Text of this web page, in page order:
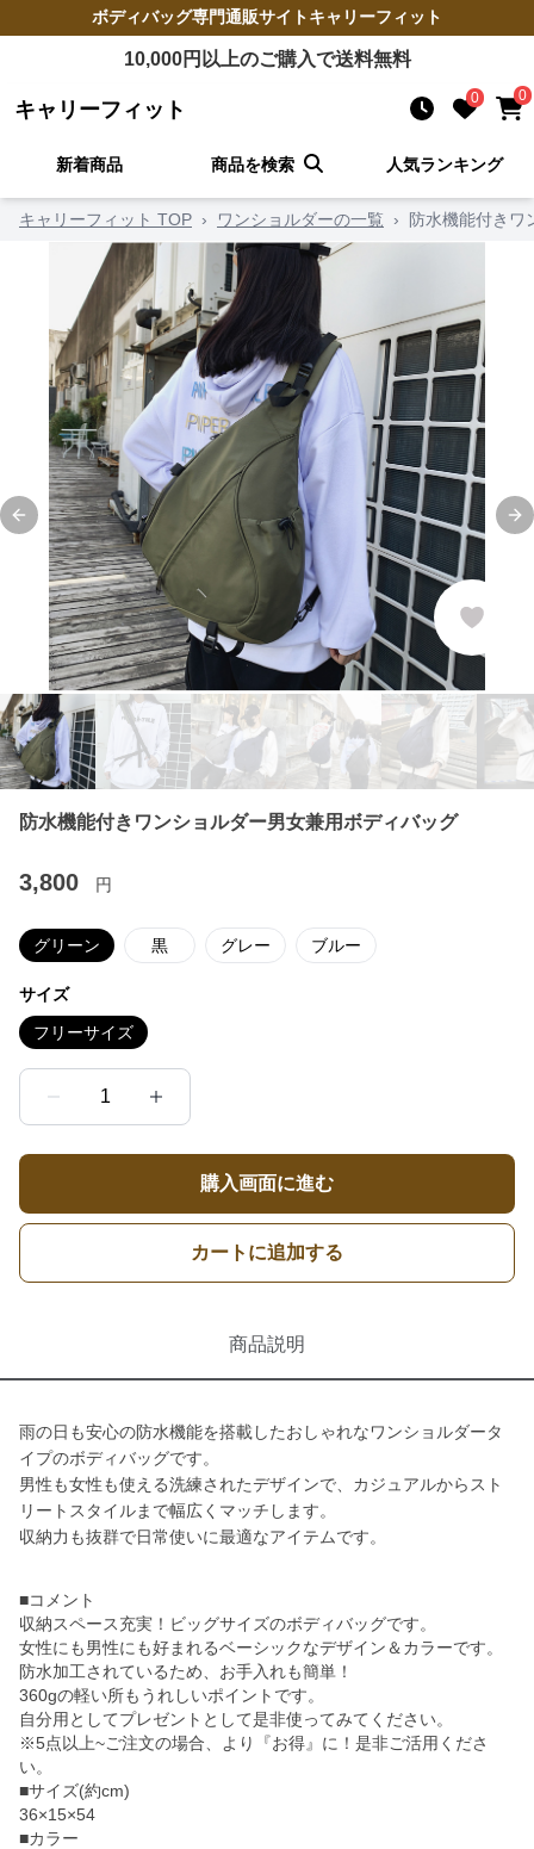
ボディバッグ専門通販サイトキャリーフィット
10,000円以上のご購入で送料無料
キャリーフィット 0 0
新着商品 商品を検索 人気ランキング
キャリーフィット TOP › ワンショルダーの一覧 › 防水機能付きワ
Previous slide
防水機能付きワンショルダー男女兼用ボディバッグ
3,800 円
グリーン 黒 グレー ブルー
サイズ
フリーサイズ
1
購入画面に進む
カートに追加する
商品説明
雨の日も安心の防水機能を搭載したおしゃれなワンショルダータ
イプのボディバッグです。
男性も女性も使える洗練されたデザインで、カジュアルからスト
リートスタイルまで幅広くマッチします。
収納力も抜群で日常使いに最適なアイテムです。
■コメント
収納スペース充実！ビッグサイズのボディバッグです。
女性にも男性にも好まれるベーシックなデザイン＆カラーです。
防水加工されているため、お手入れも簡単！
360gの軽い所もうれしいポイントです。
自分用としてプレゼントとして是非使ってみてください。
※5点以上~ご注文の場合、より『お得』に！是非ご活用くださ
い。
■サイズ(約cm)
36×15×54
■カラー